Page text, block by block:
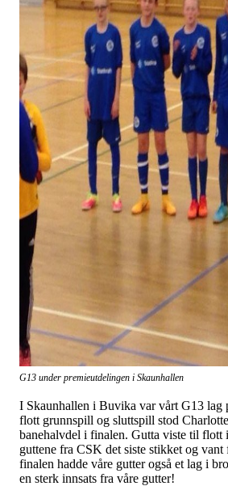
G13 under premieutdelingen i Skaunhallen
I Skaunhallen i Buvika var vårt G13 lag
flott grunnspill og sluttspill stod
banehalvdel i finalen. Gutta viste til flott
guttene fra CSK det siste stikket og
finalen hadde våre gutter også et lag i
en sterk innsats fra våre gutter!